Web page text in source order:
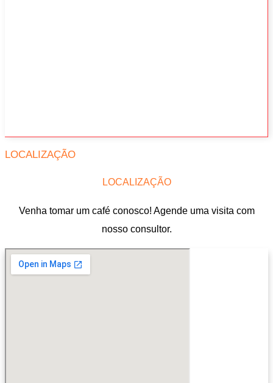
LOCALIZAÇÃO
LOCALIZAÇÃO
Venha tomar um café conosco! Agende uma visita com
nosso consultor.